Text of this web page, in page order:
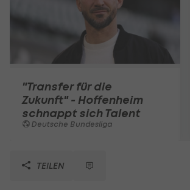
"Transfer für die
Zukunft" - Hoffenheim
schnappt sich Talent
Deutsche Bundesliga
TEILEN